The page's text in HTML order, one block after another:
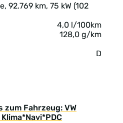
92.769 km, 75 kW (102
4,0 l/100km
128,0 g/km
D
zum Fahrzeug: VW